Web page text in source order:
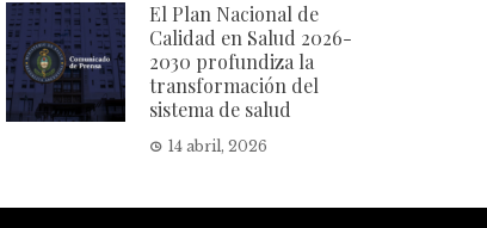
El Plan Nacional de
Calidad en Salud 2026-
2030 profundiza la
transformación del
sistema de salud
14 abril, 2026